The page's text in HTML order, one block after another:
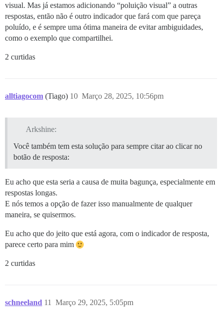
visual. Mas já estamos adicionando “poluição visual” a outras
respostas, então não é outro indicador que fará com que pareça
poluído, e é sempre uma ótima maneira de evitar ambiguidades,
como o exemplo que compartilhei.
2 curtidas
alltiagocom (Tiago) Março 28, 2025, 10:56pm
10
Arkshine:
Você também tem esta solução para sempre citar ao clicar no
botão de resposta:
Eu acho que esta seria a causa de muita bagunça, especialmente em
respostas longas.
E nós temos a opção de fazer isso manualmente de qualquer
maneira, se quisermos.
Eu acho que do jeito que está agora, com o indicador de resposta,
parece certo para mim
2 curtidas
schneeland Março 29, 2025, 5:05pm
11